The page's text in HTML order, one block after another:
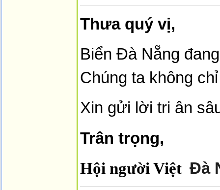
Thưa quý vị,
Biển Đà Nẵng
Chúng ta không
Xin gửi lời tri ân
Trân trọng,
Hội người Việt Đà